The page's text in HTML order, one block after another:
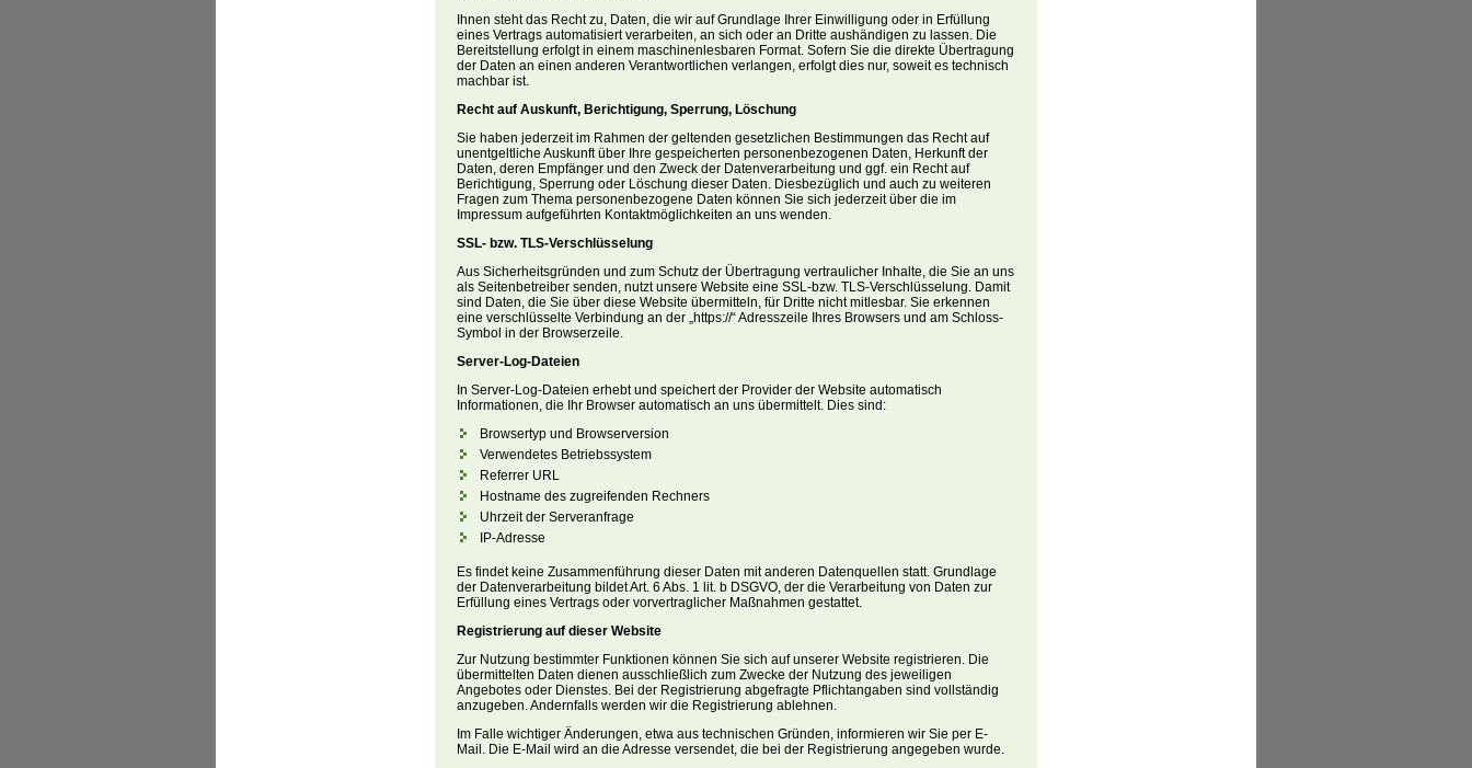
Ihnen steht das Recht zu, Daten, die wir auf Grundlage Ihrer Einwilligung oder in Erfüllung
eines Vertrags automatisiert verarbeiten, an sich oder an Dritte aushändigen zu lassen. Die
Bereitstellung erfolgt in einem maschinenlesbaren Format. Sofern Sie die direkte Übertragung
der Daten an einen anderen Verantwortlichen verlangen, erfolgt dies nur, soweit es technisch
machbar ist.
Recht auf Auskunft, Berichtigung, Sperrung, Löschung
Sie haben jederzeit im Rahmen der geltenden gesetzlichen Bestimmungen das Recht auf
unentgeltliche Auskunft über Ihre gespeicherten personenbezogenen Daten, Herkunft der
Daten, deren Empfänger und den Zweck der Datenverarbeitung und ggf. ein Recht auf
Berichtigung, Sperrung oder Löschung dieser Daten. Diesbezüglich und auch zu weiteren
Fragen zum Thema personenbezogene Daten können Sie sich jederzeit über die im
Impressum aufgeführten Kontaktmöglichkeiten an uns wenden.
SSL- bzw. TLS-Verschlüsselung
Aus Sicherheitsgründen und zum Schutz der Übertragung vertraulicher Inhalte, die Sie an uns
als Seitenbetreiber senden, nutzt unsere Website eine SSL-bzw. TLS-Verschlüsselung. Damit
sind Daten, die Sie über diese Website übermitteln, für Dritte nicht mitlesbar. Sie erkennen
eine verschlüsselte Verbindung an der „https://“ Adresszeile Ihres Browsers und am Schloss-
Symbol in der Browserzeile.
Server-Log-Dateien
In Server-Log-Dateien erhebt und speichert der Provider der Website automatisch
Informationen, die Ihr Browser automatisch an uns übermittelt. Dies sind:
Browsertyp und Browserversion
Verwendetes Betriebssystem
Referrer URL
Hostname des zugreifenden Rechners
Uhrzeit der Serveranfrage
IP-Adresse
Es findet keine Zusammenführung dieser Daten mit anderen Datenquellen statt. Grundlage
der Datenverarbeitung bildet Art. 6 Abs. 1 lit. b DSGVO, der die Verarbeitung von Daten zur
Erfüllung eines Vertrags oder vorvertraglicher Maßnahmen gestattet.
Registrierung auf dieser Website
Zur Nutzung bestimmter Funktionen können Sie sich auf unserer Website registrieren. Die
übermittelten Daten dienen ausschließlich zum Zwecke der Nutzung des jeweiligen
Angebotes oder Dienstes. Bei der Registrierung abgefragte Pflichtangaben sind vollständig
anzugeben. Andernfalls werden wir die Registrierung ablehnen.
Im Falle wichtiger Änderungen, etwa aus technischen Gründen, informieren wir Sie per E-
Mail. Die E-Mail wird an die Adresse versendet, die bei der Registrierung angegeben wurde.